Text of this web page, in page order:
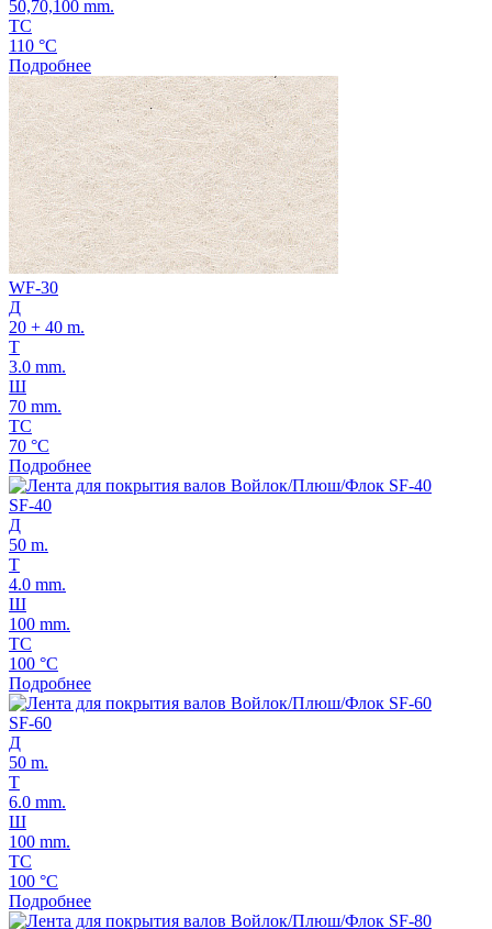
50,70,100 mm.
ТС
110 °C
Подробнее
WF-30
Д
20 + 40 m.
Т
3.0 mm.
Ш
70 mm.
ТС
70 °C
Подробнее
SF-40
Д
50 m.
Т
4.0 mm.
Ш
100 mm.
ТС
100 °C
Подробнее
SF-60
Д
50 m.
Т
6.0 mm.
Ш
100 mm.
ТС
100 °C
Подробнее